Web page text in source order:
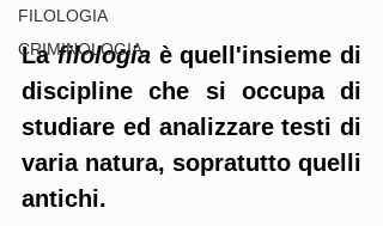
FILOLOGIA
CRIMINOLOGIA
La filologia è quell'insieme di
discipline che si occupa di
studiare ed analizzare testi di
varia natura, sopratutto quelli
antichi.